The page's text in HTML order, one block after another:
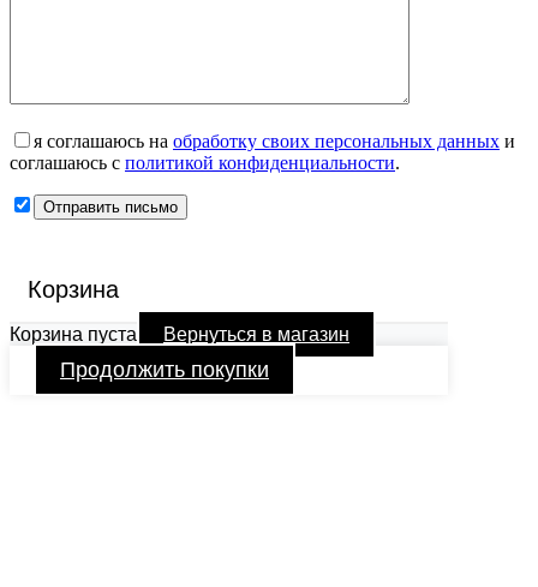
я соглашаюсь на обработку своих персональных данных и
соглашаюсь с политикой конфиденциальности.
Корзина
Корзина пуста Вернуться в магазин
Продолжить покупки